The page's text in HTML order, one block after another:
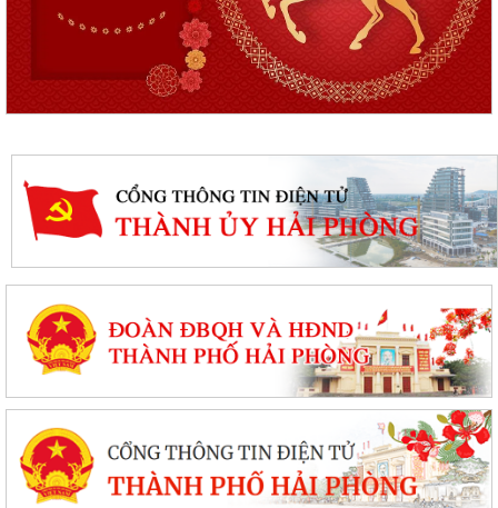
Quyết định phê duyệt kết quả kỳ xét tuyển viên chức Ban quản lý dự án
XÃ HÙNG THẮNG TỔ CHỨC LỄ CHÀO CỜ ĐẦU THÁNG 8/2026
Hải Phòng giảm thời gian giải quyết từ 50% trở lên hơn 1.900 thủ tục